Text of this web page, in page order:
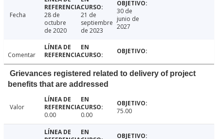
Fecha
28 de
octubre
de 2020
21 de
septiembre
de 2023
30 de
junio de
2027
Comentar
Grievances registered related to delivery of project
benefits that are addressed
Valor
0.00
0.00 75.00